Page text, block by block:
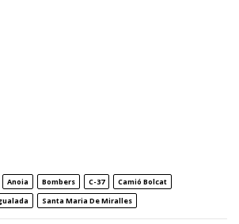
Anoia Bombers C-37
Camió Bolcat
Santa Maria De Miralles